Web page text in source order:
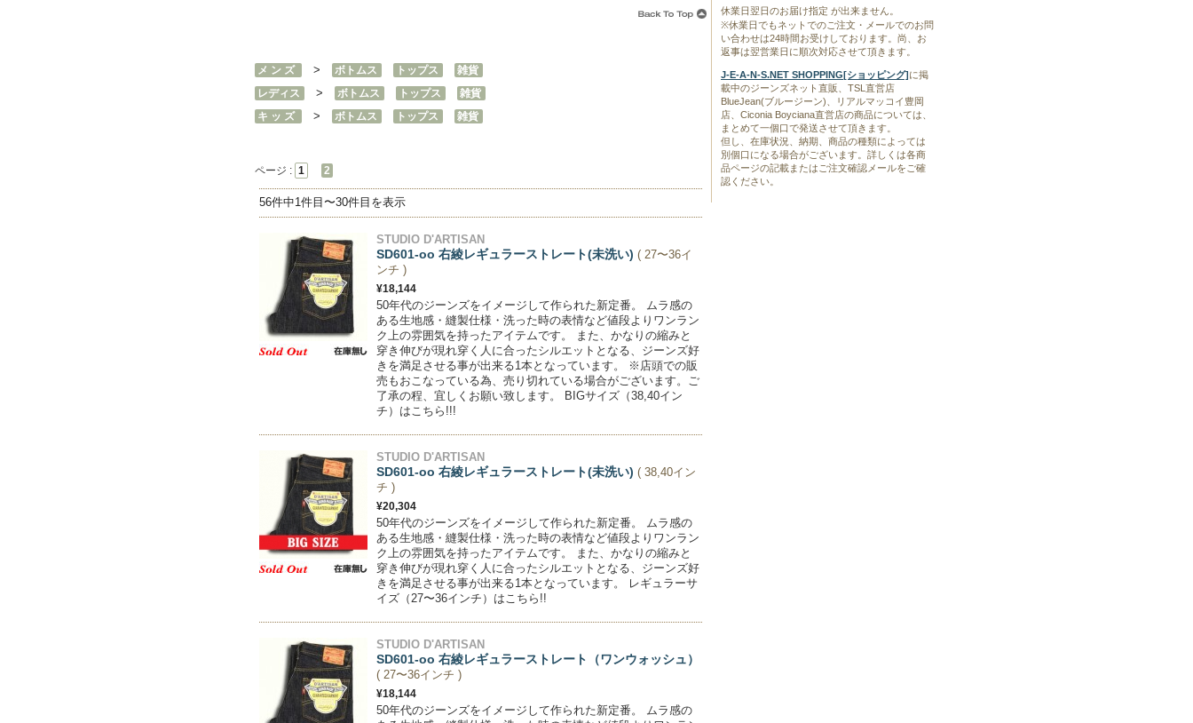
休業日翌日のお届け指定 が出来ません。
※休業日でもネットでのご注文・メールでのお問
い合わせは24時間お受けしております。尚、お
返事は翌営業日に順次対応させて頂きます。
J-E-A-N-S.NET SHOPPING[ショッピング]に掲
載中のジーンズネット直販、TSL直営店
BlueJean(ブルージーン)、リアルマッコイ豊岡
店、Ciconia Boyciana直営店の商品については、
まとめて一個口で発送させて頂きます。
但し、在庫状況、納期、商品の種類によっては
別個口になる場合がございます。詳しくは各商
品ページの記載またはご注文確認メールをご確
認ください。
メ ン ズ > ボトムス トップス
雑貨
レディス
> ボトムス トップス
雑貨
キ ッ ズ
> ボトムス トップス 雑貨
ページ : 1 2
56件中1件目〜30件目を表示
STUDIO D'ARTISAN
SD601-oo 右綾レギュラーストレート(未洗い) ( 27〜36イ
ンチ )
¥18,144
50年代のジーンズをイメージして作られた新定番。 ムラ感の
ある生地感・縫製仕様・洗った時の表情など値段よりワンラン
ク上の雰囲気を持ったアイテムです。 また、かなりの縮みと
穿き伸びが現れ穿く人に合ったシルエットとなる、ジーンズ好
きを満足させる事が出来る1本となっています。 ※店頭での販
売もおこなっている為、売り切れている場合がございます。ご
了承の程、宜しくお願い致します。 BIGサイズ（38,40イン
チ）はこちら!!!
STUDIO D'ARTISAN
SD601-oo 右綾レギュラーストレート(未洗い) ( 38,40イン
チ )
¥20,304
50年代のジーンズをイメージして作られた新定番。 ムラ感の
ある生地感・縫製仕様・洗った時の表情など値段よりワンラン
ク上の雰囲気を持ったアイテムです。 また、かなりの縮みと
穿き伸びが現れ穿く人に合ったシルエットとなる、ジーンズ好
きを満足させる事が出来る1本となっています。 レギュラーサ
イズ（27〜36インチ）はこちら!!
STUDIO D'ARTISAN
SD601-oo 右綾レギュラーストレート（ワンウォッシュ）
( 27〜36インチ )
¥18,144
50年代のジーンズをイメージして作られた新定番。 ムラ感の